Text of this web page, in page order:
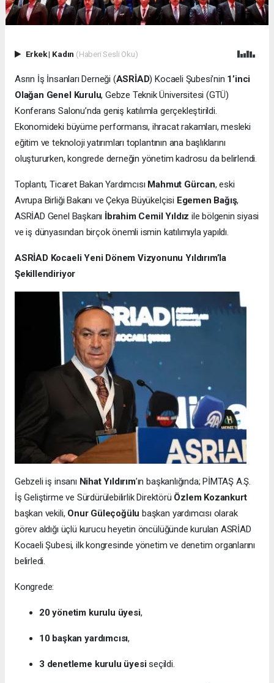
Erkek| Kadın (Haberi Sesli Oku)
Asrın İş İnsanları Derneği (ASRİAD) Kocaeli Şubesi’nin 1’inci
Olağan Genel Kurulu, Gebze Teknik Üniversitesi (GTÜ)
Konferans Salonu’nda geniş katılımla gerçekleştirildi.
Ekonomideki büyüme performansı, ihracat rakamları, mesleki
eğitim ve teknoloji yatırımları toplantının ana başlıklarını
oluştururken, kongrede derneğin yönetim kadrosu da belirlendi.
Toplantı, Ticaret Bakan Yardımcısı Mahmut Gürcan, eski
Avrupa Birliği Bakanı ve Çekya Büyükelçisi Egemen Bağış,
ASRİAD Genel Başkanı İbrahim Cemil Yıldız ile bölgenin siyasi
ve iş dünyasından birçok önemli ismin katılımıyla yapıldı.
ASRİAD Kocaeli Yeni Dönem Vizyonunu Yıldırım’la
Şekillendiriyor
Gebzeli iş insanı Nihat Yıldırım’ın başkanlığında; PİMTAŞ A.Ş.
İş Geliştirme ve Sürdürülebilirlik Direktörü Özlem Kozankurt
başkan vekili, Onur Güleçoğülu başkan yardımcısı olarak
görev aldığı üçlü kurucu heyetin öncülüğünde kurulan ASRİAD
Kocaeli Şubesi, ilk kongresinde yönetim ve denetim organlarını
belirledi.
Kongrede:
20 yönetim kurulu üyesi,
10 başkan yardımcısı,
3 denetleme kurulu üyesiseçildi.